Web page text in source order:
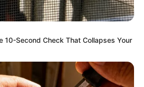
10-Second Check That Collapses Your